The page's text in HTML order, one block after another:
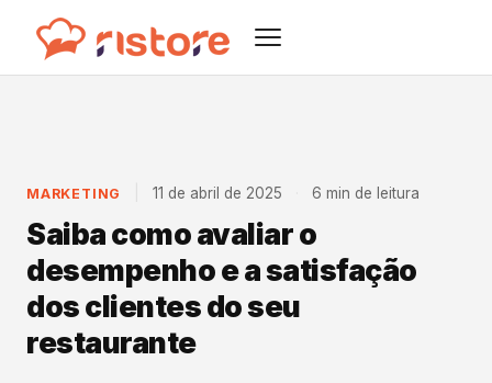
MARKETING 11 de abril de 2025 6 min de leitura
Saiba como avaliar o
desempenho e a satisfação
dos clientes do seu
restaurante